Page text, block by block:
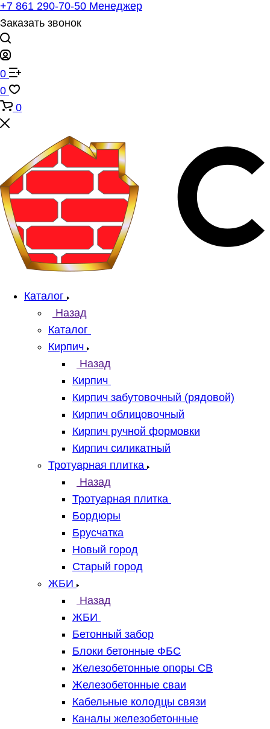
+7 861 290-70-50 Менеджер
Заказать звонок
0
0
0
Каталог
Назад
Каталог
Кирпич
Назад
Кирпич
Кирпич забутовочный (рядовой)
Кирпич облицовочный
Кирпич ручной формовки
Кирпич силикатный
Тротуарная плитка
Назад
Тротуарная плитка
Бордюры
Брусчатка
Новый город
Старый город
ЖБИ
Назад
ЖБИ
Бетонный забор
Блоки бетонные ФБС
Железобетонные опоры СВ
Железобетонные сваи
Кабельные колодцы связи
Каналы железобетонные